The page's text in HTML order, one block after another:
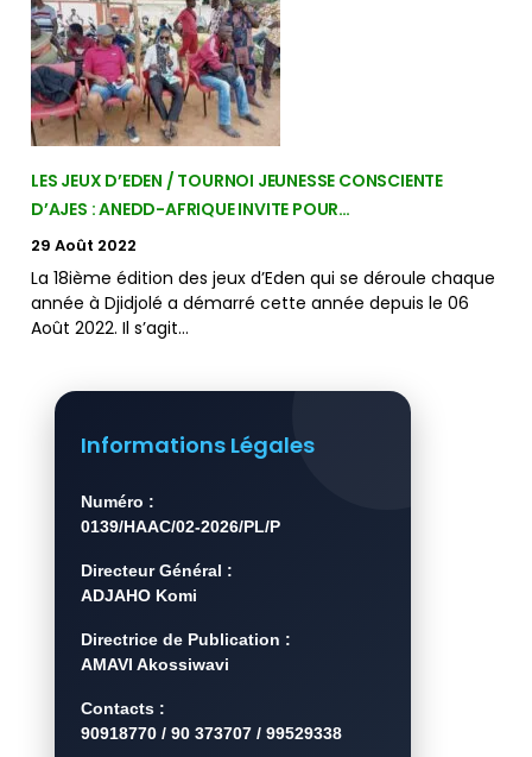
LES JEUX D’EDEN / TOURNOI JEUNESSE CONSCIENTE
D’AJES : ANEDD-AFRIQUE INVITE POUR…
29 Août 2022
La 18ième édition des jeux d’Eden qui se déroule chaque
année à Djidjolé a démarré cette année depuis le 06
Août 2022. Il s’agit…
Informations Légales
Numéro :
0139/HAAC/02-2026/PL/P
Directeur Général :
ADJAHO Komi
Directrice de Publication :
AMAVI Akossiwavi
Contacts :
90918770 / 90 373707 / 99529338